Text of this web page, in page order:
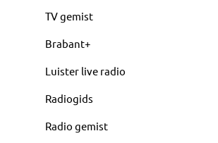
TV gemist
Brabant+
Luister live radio
Radiogids
Radio gemist